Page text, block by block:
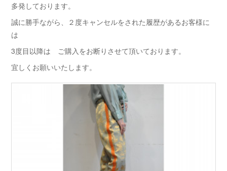
多発しております。
誠に勝手ながら、２度キャンセルをされた履歴があるお客様に
は
3度目以降は ご購入をお断りさせて頂いております。
宜しくお願いいたします。